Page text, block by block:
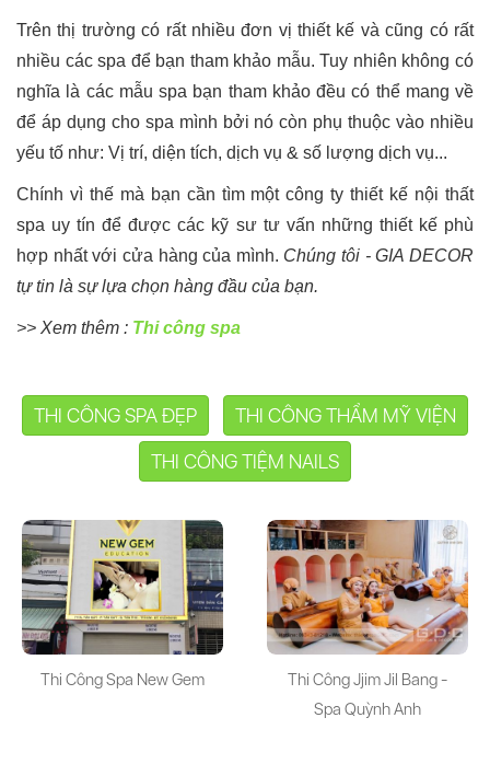
Trên thị trường có rất nhiều đơn vị thiết kế và cũng có rất
nhiều các spa để bạn tham khảo mẫu. Tuy nhiên không có
nghĩa là các mẫu spa bạn tham khảo đều có thể mang về
để áp dụng cho spa mình bởi nó còn phụ thuộc vào nhiều
yếu tố như: Vị trí, diện tích, dịch vụ & số lượng dịch vụ...
Chính vì thế mà bạn cần tìm một công ty thiết kế nội thất
spa uy tín để được các kỹ sư tư vấn những thiết kế phù
hợp nhất với cửa hàng của mình. Chúng tôi - GIA DECOR
tự tin là sự lựa chọn hàng đầu của bạn.
>> Xem thêm : Thi công spa
THI CÔNG SPA ĐẸP
THI CÔNG THẨM MỸ VIỆN
THI CÔNG TIỆM NAILS
Thi Công Spa New Gem
Thi Công Jjim Jil Bang -
Spa Quỳnh Anh